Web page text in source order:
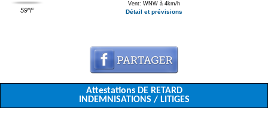
59°F
Vent: WNW à 4km/h
Détail et prévisions
Attestations DE RETARD
INDEMNISATIONS / LITIGES